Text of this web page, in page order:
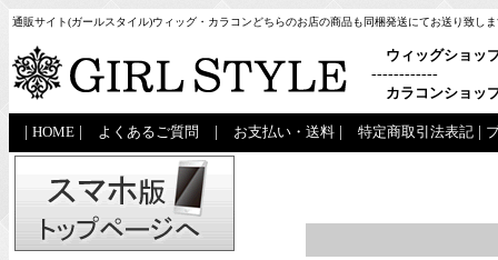
通販サイト(ガールスタイル)ウィッグ・カラコンどちらのお店の商品も同梱発送にてお送り致し
ウィッグショッ
------------
カラコンショッ
HOME よくあるご質問 お支払い・送料 特定商取引法表記